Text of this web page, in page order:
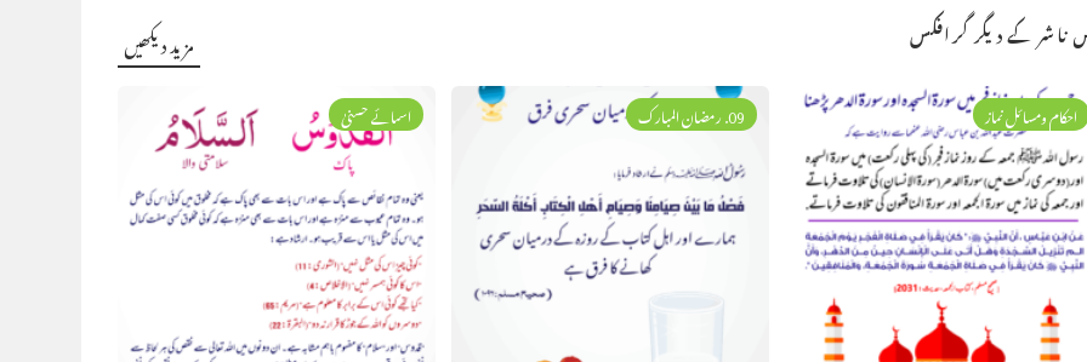
ناشر کے دیگر گرافکس مزید دیکھیں
اسمائے حسنیٰ 09. رمضان المبارک احکام ومسائل نماز